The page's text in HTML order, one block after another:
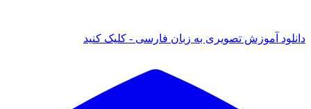
آموزش تصویری به زبان فارسی - کلیک کنید